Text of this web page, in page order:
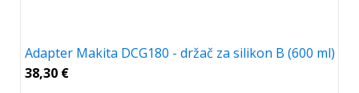
Adapter Makita DCG180 - držač za silikon B (600 ml)
38,30 €